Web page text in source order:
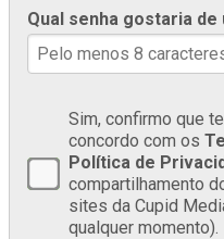
Qual senha gostaria de
Sim, confirmo que
concordo com os
Política de
compartilhamento
sites da Cupid
qualquer momento).